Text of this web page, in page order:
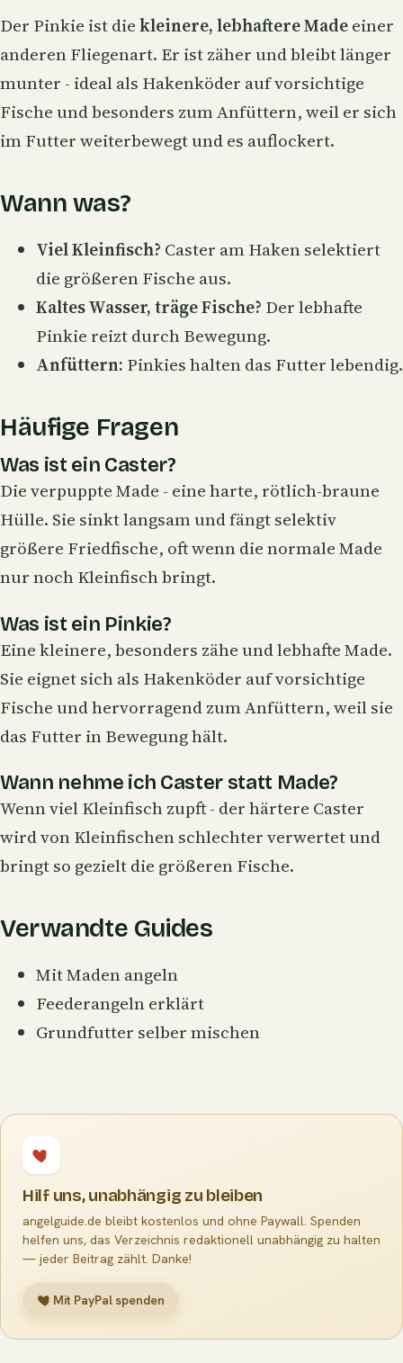
Der Pinkie ist diekleinere, lebhaftere Madeeiner
anderen Fliegenart. Er ist zäher und bleibt länger
munter - ideal als Hakenköder auf vorsichtige
Fische und besonders zum Anfüttern, weil er sich
im Futter weiterbewegt und es auflockert.
Wann was?
Viel Kleinfisch? Caster am Haken selektiert
die größeren Fische aus.
Kaltes Wasser, träge Fische? Der lebhafte
Pinkie reizt durch Bewegung.
Anfüttern: Pinkies halten das Futter lebendig.
Häufige Fragen
Was ist ein Caster?
Die verpuppte Made - eine harte, rötlich-braune
Hülle. Sie sinkt langsam und fängt selektiv
größere Friedfische, oft wenn die normale Made
nur noch Kleinfisch bringt.
Was ist ein Pinkie?
Eine kleinere, besonders zähe und lebhafte Made.
Sie eignet sich als Hakenköder auf vorsichtige
Fische und hervorragend zum Anfüttern, weil sie
das Futter in Bewegung hält.
Wann nehme ich Caster statt Made?
Wenn viel Kleinfisch zupft - der härtere Caster
wird von Kleinfischen schlechter verwertet und
bringt so gezielt die größeren Fische.
Verwandte Guides
Mit Maden angeln
Feederangeln erklärt
Grundfutter selber mischen
Hilf uns, unabhängig zu bleiben
angelguide.de bleibt kostenlos und ohne Paywall. Spenden
helfen uns, das Verzeichnis redaktionell unabhängig zu halten
— jeder Beitrag zählt. Danke!
Mit PayPal spenden